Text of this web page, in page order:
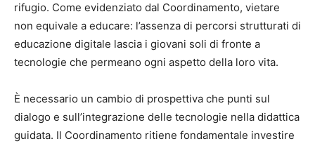
rifugio. Come evidenziato dal Coordinamento, vietare
non equivale a educare: l’assenza di percorsi strutturati di
educazione digitale lascia i giovani soli di fronte a
tecnologie che permeano ogni aspetto della loro vita.
È necessario un cambio di prospettiva che punti sul
dialogo e sull’integrazione delle tecnologie nella didattica
guidata. Il Coordinamento ritiene fondamentale investire